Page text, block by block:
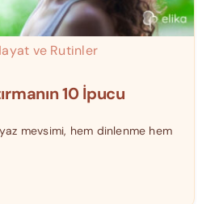
ve Rutinler
10 İpucu
mevsimi, hem dinlenme hem